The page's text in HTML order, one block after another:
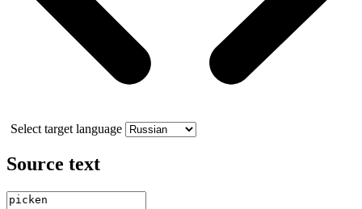
Select target language
Source text